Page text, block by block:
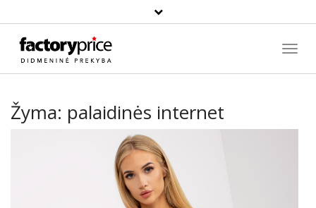
Paieška
Žyma: palaidinės internet